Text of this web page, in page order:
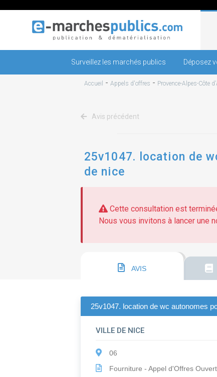
Surveillez les marchés publics Déposez
Accueil - Appels d'offres - Provence-Alpes-Côte
Avis précédent
25v1047. location de
de nice
Cette consultation est
Nous vous invitons à lancer une
AVIS
25v1047. location de wc autonomes
VILLE DE NICE
06
Fourniture - Appel d'Offres Ouvert